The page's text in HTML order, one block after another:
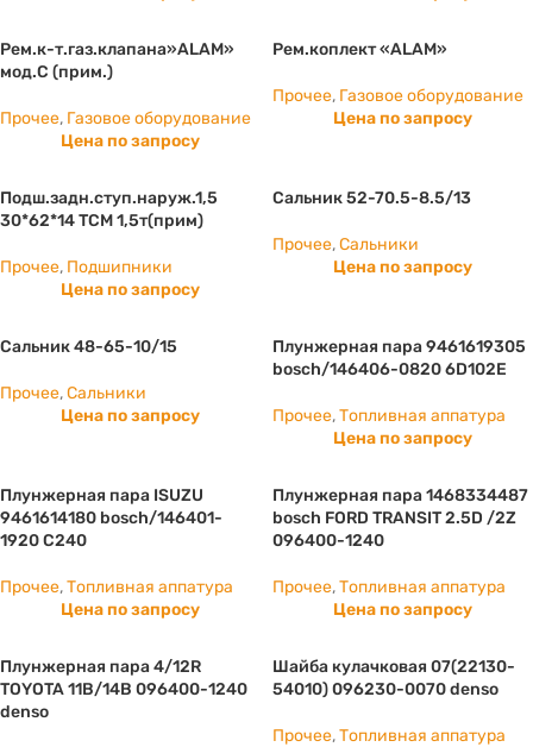
Рем.к-т.газ.клапана»ALAM»
мод.С (прим.)
Прочее, Газовое оборудование
Цена по запросу
Рем.коплект «ALAM»
Прочее, Газовое оборудование
Цена по запросу
Подш.задн.ступ.наруж.1,5
30*62*14 ТСМ 1,5т(прим)
Прочее, Подшипники
Цена по запросу
Сальник 52-70.5-8.5/13
Прочее,Сальники
Цена по запросу
Сальник 48-65-10/15
Прочее,Сальники
Цена по запросу
Плунжерная пара 9461619305
bosch/146406-0820 6D102E
Прочее,Топливная аппатура
Цена по запросу
Плунжерная пара ISUZU
9461614180 bosch/146401-
1920 С240
Прочее,Топливная аппатура
Цена по запросу
Плунжерная пара 1468334487
bosch FORD TRANSIT 2.5D /2Z
096400-1240
Прочее,Топливная аппатура
Цена по запросу
Плунжерная пара 4/12R
TOYOTA 11B/14B 096400-1240
denso
Шайба кулачковая 07(22130-
54010) 096230-0070 denso
Прочее,Топливная аппатура